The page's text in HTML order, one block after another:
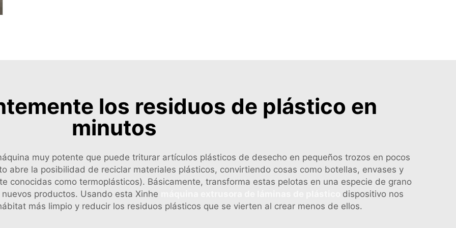
los residuos de plástico en
minutos
muy potente que puede triturar artículos plásticos de desecho en pequeños trozos en pocos
abre la posibilidad de reciclar materiales plásticos, convirtiendo cosas como botellas, envases y
conocidas como termoplásticos). Básicamente, transforma estas pelotas en una especie de grano
productos. Usando esta Xinhe
dispositivo nos
más limpio y reducir los residuos plásticos que se vierten al crear menos de ellos.